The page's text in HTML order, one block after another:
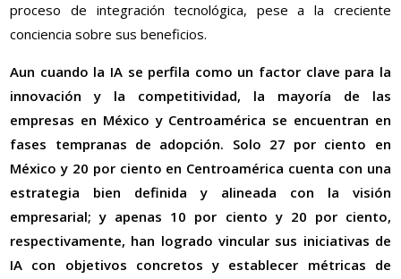
proceso de integración tecnológica, pese a la creciente
conciencia sobre sus beneficios.
Aun cuando la IA se perfila como un factor clave para la
innovación y la competitividad, la mayoría de las
empresas en México y Centroamérica se encuentran en
fases tempranas de adopción. Solo 27 por ciento en
México y 20 por ciento en Centroamérica cuenta con una
estrategia bien definida y alineada con la visión
empresarial; y apenas 10 por ciento y 20 por ciento,
respectivamente, han logrado vincular sus iniciativas de
IA con objetivos concretos y establecer métricas de